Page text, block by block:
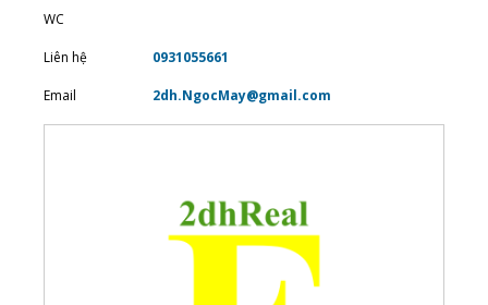
WC
Liên hệ 0931055661
Email 2dh.NgocMay@gmail.com